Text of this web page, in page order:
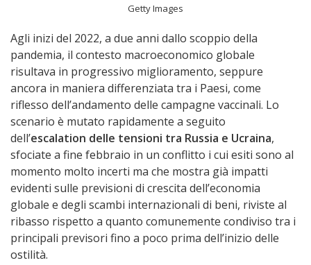
Getty Images
Agli inizi del 2022, a due anni dallo scoppio della
pandemia, il contesto macroeconomico globale
risultava in progressivo miglioramento, seppure
ancora in maniera differenziata tra i Paesi, come
riflesso dell’andamento delle campagne vaccinali. Lo
scenario è mutato rapidamente a seguito
dell’escalation delle tensioni tra Russia e Ucraina,
sfociate a fine febbraio in un conflitto i cui esiti sono al
momento molto incerti ma che mostra già impatti
evidenti sulle previsioni di crescita dell’economia
globale e degli scambi internazionali di beni, riviste al
ribasso rispetto a quanto comunemente condiviso tra i
principali previsori fino a poco prima dell’inizio delle
ostilità.